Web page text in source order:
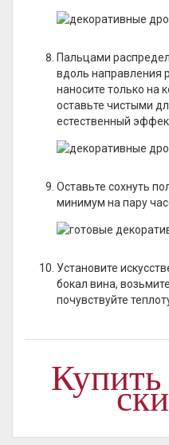
Пальцами
вдоль направления
наносите только на
оставьте чистыми
естественный
Оставьте сохнуть
минимум на пару
Установите
бокал вина,
почувствуйте